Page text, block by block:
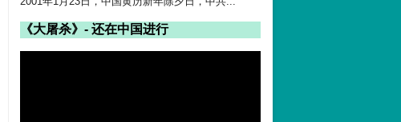
《大屠杀》- 还在中国进行